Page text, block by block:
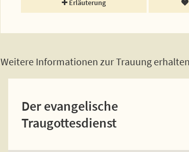
Erläuterung
Weitere Informationen zur Trauung
Der evangelische
Traugottesdienst